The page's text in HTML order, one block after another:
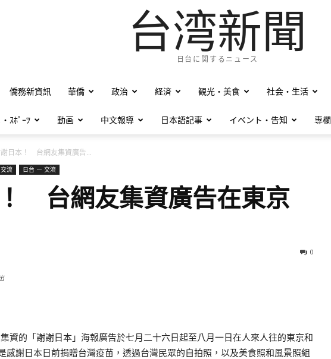
台湾新聞
日台に関するニュース
僑務新資訊 華僑 政治 経済 観光・美食 社会・生活
ｽﾎﾟｰﾂ 動画 中文報導 日本語記事 イベント・告知 專欄
日本！ 台網友集資廣告...
流 日台 ー 交流
台網友集資廣告在東京
0
資的「謝謝日本」海報廣告於七月二十六日起至八月一日在人來人往的東京和
感謝日本日前捐贈台灣疫苗，透過台灣民眾的自拍照，以及美食照和風景照組